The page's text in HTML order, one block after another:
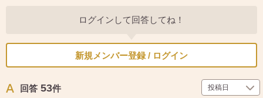
ログインして回答してね！
新規メンバー登録 / ログイン
回答 53件